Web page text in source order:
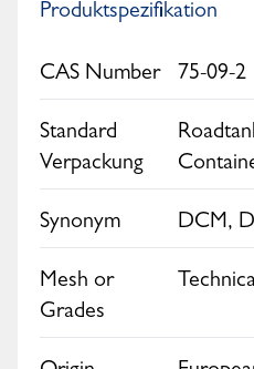
Produktspezifikation
CAS Number 75-09-2
Standard
Verpackung
Synonym DCM,
Mesh or
Grades